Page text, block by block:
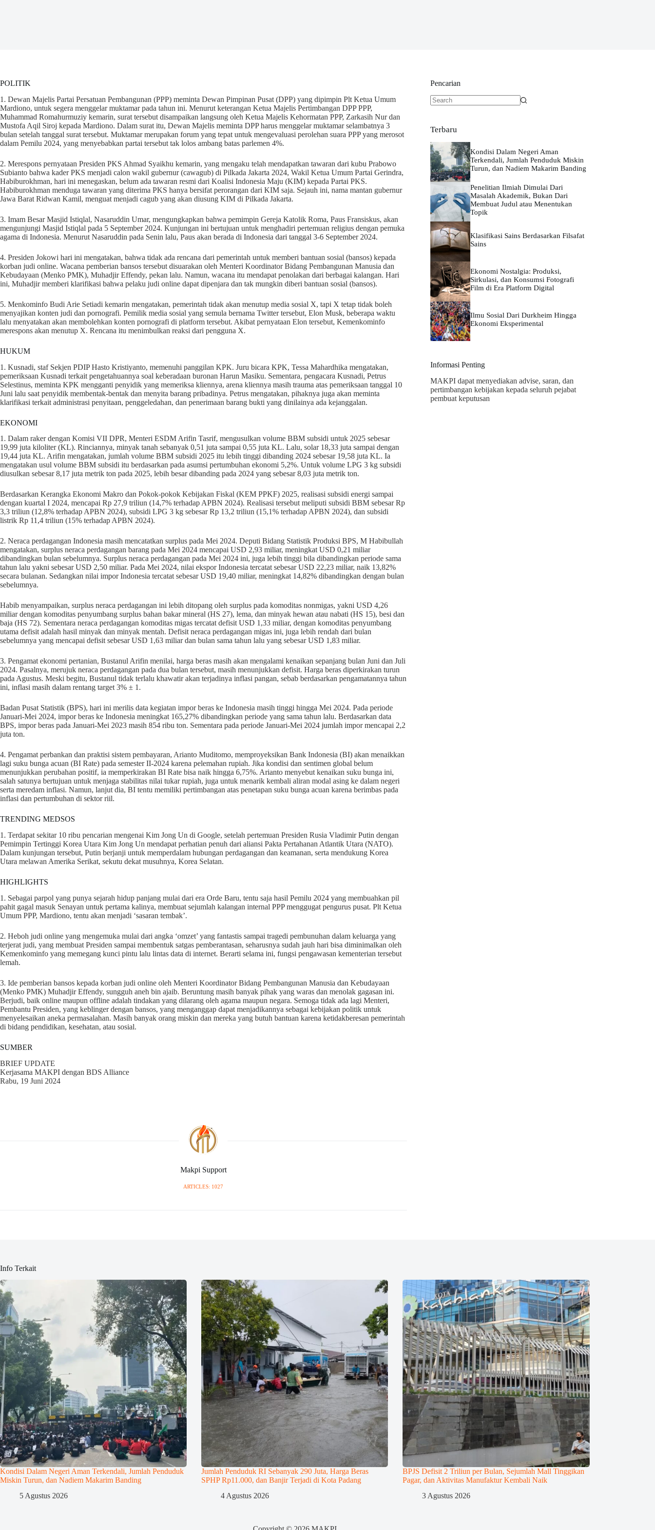
POLITIK
1. Dewan Majelis Partai Persatuan Pembangunan (PPP) meminta Dewan Pimpinan Pusat (DPP) yang dipimpin Plt Ketua Umum
Mardiono, untuk segera menggelar muktamar pada tahun ini. Menurut keterangan Ketua Majelis Pertimbangan DPP PPP,
Muhammad Romahurmuziy kemarin, surat tersebut disampaikan langsung oleh Ketua Majelis Kehormatan PPP, Zarkasih Nur dan
Mustofa Aqil Siroj kepada Mardiono. Dalam surat itu, Dewan Majelis meminta DPP harus menggelar muktamar selambatnya 3
bulan setelah tanggal surat tersebut. Muktamar merupakan forum yang tepat untuk mengevaluasi perolehan suara PPP yang merosot
dalam Pemilu 2024, yang menyebabkan partai tersebut tak lolos ambang batas parlemen 4%.
2. Merespons pernyataan Presiden PKS Ahmad Syaikhu kemarin, yang mengaku telah mendapatkan tawaran dari kubu Prabowo
Subianto bahwa kader PKS menjadi calon wakil gubernur (cawagub) di Pilkada Jakarta 2024, Wakil Ketua Umum Partai Gerindra,
Habiburokhman, hari ini menegaskan, belum ada tawaran resmi dari Koalisi Indonesia Maju (KIM) kepada Partai PKS.
Habiburokhman menduga tawaran yang diterima PKS hanya bersifat perorangan dari KIM saja. Sejauh ini, nama mantan gubernur
Jawa Barat Ridwan Kamil, menguat menjadi cagub yang akan diusung KIM di Pilkada Jakarta.
3. Imam Besar Masjid Istiqlal, Nasaruddin Umar, mengungkapkan bahwa pemimpin Gereja Katolik Roma, Paus Fransiskus, akan
mengunjungi Masjid Istiqlal pada 5 September 2024. Kunjungan ini bertujuan untuk menghadiri pertemuan religius dengan pemuka
agama di Indonesia. Menurut Nasaruddin pada Senin lalu, Paus akan berada di Indonesia dari tanggal 3-6 September 2024.
4. Presiden Jokowi hari ini mengatakan, bahwa tidak ada rencana dari pemerintah untuk memberi bantuan sosial (bansos) kepada
korban judi online. Wacana pemberian bansos tersebut disuarakan oleh Menteri Koordinator Bidang Pembangunan Manusia dan
Kebudayaan (Menko PMK), Muhadjir Effendy, pekan lalu. Namun, wacana itu mendapat penolakan dari berbagai kalangan. Hari
ini, Muhadjir memberi klarifikasi bahwa pelaku judi online dapat dipenjara dan tak mungkin diberi bantuan sosial (bansos).
5. Menkominfo Budi Arie Setiadi kemarin mengatakan, pemerintah tidak akan menutup media sosial X, tapi X tetap tidak boleh
menyajikan konten judi dan pornografi. Pemilik media sosial yang semula bernama Twitter tersebut, Elon Musk, beberapa waktu
lalu menyatakan akan membolehkan konten pornografi di platform tersebut. Akibat pernyataan Elon tersebut, Kemenkominfo
merespons akan menutup X. Rencana itu menimbulkan reaksi dari pengguna X.
HUKUM
1. Kusnadi, staf Sekjen PDIP Hasto Kristiyanto, memenuhi panggilan KPK. Juru bicara KPK, Tessa Mahardhika mengatakan,
pemeriksaan Kusnadi terkait pengetahuannya soal keberadaan buronan Harun Masiku. Sementara, pengacara Kusnadi, Petrus
Selestinus, meminta KPK mengganti penyidik yang memeriksa kliennya, arena kliennya masih trauma atas pemeriksaan tanggal 10
Juni lalu saat penyidik membentak-bentak dan menyita barang pribadinya. Petrus mengatakan, pihaknya juga akan meminta
klarifikasi terkait administrasi penyitaan, penggeledahan, dan penerimaan barang bukti yang dinilainya ada kejanggalan.
EKONOMI
1. Dalam raker dengan Komisi VII DPR, Menteri ESDM Arifin Tasrif, mengusulkan volume BBM subsidi untuk 2025 sebesar
19,99 juta kiloliter (KL). Rinciannya, minyak tanah sebanyak 0,51 juta sampai 0,55 juta KL. Lalu, solar 18,33 juta sampai dengan
19,44 juta KL. Arifin mengatakan, jumlah volume BBM subsidi 2025 itu lebih tinggi dibanding 2024 sebesar 19,58 juta KL. Ia
mengatakan usul volume BBM subsidi itu berdasarkan pada asumsi pertumbuhan ekonomi 5,2%. Untuk volume LPG 3 kg subsidi
diusulkan sebesar 8,17 juta metrik ton pada 2025, lebih besar dibanding pada 2024 yang sebesar 8,03 juta metrik ton.
Berdasarkan Kerangka Ekonomi Makro dan Pokok-pokok Kebijakan Fiskal (KEM PPKF) 2025, realisasi subsidi energi sampai
dengan kuartal I 2024, mencapai Rp 27,9 triliun (14,7% terhadap APBN 2024). Realisasi tersebut meliputi subsidi BBM sebesar Rp
3,3 triliun (12,8% terhadap APBN 2024), subsidi LPG 3 kg sebesar Rp 13,2 triliun (15,1% terhadap APBN 2024), dan subsidi
listrik Rp 11,4 triliun (15% terhadap APBN 2024).
2. Neraca perdagangan Indonesia masih mencatatkan surplus pada Mei 2024. Deputi Bidang Statistik Produksi BPS, M Habibullah
mengatakan, surplus neraca perdagangan barang pada Mei 2024 mencapai USD 2,93 miliar, meningkat USD 0,21 miliar
dibandingkan bulan sebelumnya. Surplus neraca perdagangan pada Mei 2024 ini, juga lebih tinggi bila dibandingkan periode sama
tahun lalu yakni sebesar USD 2,50 miliar. Pada Mei 2024, nilai ekspor Indonesia tercatat sebesar USD 22,23 miliar, naik 13,82%
secara bulanan. Sedangkan nilai impor Indonesia tercatat sebesar USD 19,40 miliar, meningkat 14,82% dibandingkan dengan bulan
sebelumnya.
Habib menyampaikan, surplus neraca perdagangan ini lebih ditopang oleh surplus pada komoditas nonmigas, yakni USD 4,26
miliar dengan komoditas penyumbang surplus bahan bakar mineral (HS 27), lema, dan minyak hewan atau nabati (HS 15), besi dan
baja (HS 72). Sementara neraca perdagangan komoditas migas tercatat defisit USD 1,33 miliar, dengan komoditas penyumbang
utama defisit adalah hasil minyak dan minyak mentah. Defisit neraca perdagangan migas ini, juga lebih rendah dari bulan
sebelumnya yang mencapai defisit sebesar USD 1,63 miliar dan bulan sama tahun lalu yang sebesar USD 1,83 miliar.
3. Pengamat ekonomi pertanian, Bustanul Arifin menilai, harga beras masih akan mengalami kenaikan sepanjang bulan Juni dan Juli
2024. Pasalnya, merujuk neraca perdagangan pada dua bulan tersebut, masih menunjukkan defisit. Harga beras diperkirakan turun
pada Agustus. Meski begitu, Bustanul tidak terlalu khawatir akan terjadinya inflasi pangan, sebab berdasarkan pengamatannya tahun
ini, inflasi masih dalam rentang target 3% ± 1.
Badan Pusat Statistik (BPS), hari ini merilis data kegiatan impor beras ke Indonesia masih tinggi hingga Mei 2024. Pada periode
Januari-Mei 2024, impor beras ke Indonesia meningkat 165,27% dibandingkan periode yang sama tahun lalu. Berdasarkan data
BPS, impor beras pada Januari-Mei 2023 masih 854 ribu ton. Sementara pada periode Januari-Mei 2024 jumlah impor mencapai 2,2
juta ton.
4. Pengamat perbankan dan praktisi sistem pembayaran, Arianto Muditomo, memproyeksikan Bank Indonesia (BI) akan menaikkan
lagi suku bunga acuan (BI Rate) pada semester II-2024 karena pelemahan rupiah. Jika kondisi dan sentimen global belum
menunjukkan perubahan positif, ia memperkirakan BI Rate bisa naik hingga 6,75%. Arianto menyebut kenaikan suku bunga ini,
salah satunya bertujuan untuk menjaga stabilitas nilai tukar rupiah, juga untuk menarik kembali aliran modal asing ke dalam negeri
serta meredam inflasi. Namun, lanjut dia, BI tentu memiliki pertimbangan atas penetapan suku bunga acuan karena berimbas pada
inflasi dan pertumbuhan di sektor riil.
TRENDING MEDSOS
1. Terdapat sekitar 10 ribu pencarian mengenai Kim Jong Un di Google, setelah pertemuan Presiden Rusia Vladimir Putin dengan
Pemimpin Tertinggi Korea Utara Kim Jong Un mendapat perhatian penuh dari aliansi Pakta Pertahanan Atlantik Utara (NATO).
Dalam kunjungan tersebut, Putin berjanji untuk memperdalam hubungan perdagangan dan keamanan, serta mendukung Korea
Utara melawan Amerika Serikat, sekutu dekat musuhnya, Korea Selatan.
HIGHLIGHTS
1. Sebagai parpol yang punya sejarah hidup panjang mulai dari era Orde Baru, tentu saja hasil Pemilu 2024 yang membuahkan pil
pahit gagal masuk Senayan untuk pertama kalinya, membuat sejumlah kalangan internal PPP menggugat pengurus pusat. Plt Ketua
Umum PPP, Mardiono, tentu akan menjadi ‘sasaran tembak’.
2. Heboh judi online yang mengemuka mulai dari angka ‘omzet’ yang fantastis sampai tragedi pembunuhan dalam keluarga yang
terjerat judi, yang membuat Presiden sampai membentuk satgas pemberantasan, seharusnya sudah jauh hari bisa diminimalkan oleh
Kemenkominfo yang memegang kunci pintu lalu lintas data di internet. Berarti selama ini, fungsi pengawasan kementerian tersebut
lemah.
3. Ide pemberian bansos kepada korban judi online oleh Menteri Koordinator Bidang Pembangunan Manusia dan Kebudayaan
(Menko PMK) Muhadjir Effendy, sungguh aneh bin ajaib. Beruntung masih banyak pihak yang waras dan menolak gagasan ini.
Berjudi, baik online maupun offline adalah tindakan yang dilarang oleh agama maupun negara. Semoga tidak ada lagi Menteri,
Pembantu Presiden, yang keblinger dengan bansos, yang menganggap dapat menjadikannya sebagai kebijakan politik untuk
menyelesaikan aneka permasalahan. Masih banyak orang miskin dan mereka yang butuh bantuan karena ketidakberesan pemerintah
di bidang pendidikan, kesehatan, atau sosial.
SUMBER
BRIEF UPDATE
Kerjasama MAKPI dengan BDS Alliance
Rabu, 19 Juni 2024
Makpi Support
ARTICLES: 1027
Pencarian
Terbaru
Kondisi Dalam Negeri Aman
Terkendali, Jumlah Penduduk Miskin
Turun, dan Nadiem Makarim Banding
Penelitian Ilmiah Dimulai Dari
Masalah Akademik, Bukan Dari
Membuat Judul atau Menentukan
Topik
Klasifikasi Sains Berdasarkan Filsafat
Sains
Ekonomi Nostalgia: Produksi,
Sirkulasi, dan Konsumsi Fotografi
Film di Era Platform Digital
Ilmu Sosial Dari Durkheim Hingga
Ekonomi Eksperimental
Informasi Penting
MAKPI dapat menyediakan advise, saran, dan
pertimbangan kebijakan kepada seluruh pejabat
pembuat keputusan
Info Terkait
Kondisi Dalam Negeri Aman Terkendali, Jumlah Penduduk
Miskin Turun, dan Nadiem Makarim Banding
5 Agustus 2026
Jumlah Penduduk RI Sebanyak 290 Juta, Harga Beras
SPHP Rp11.000, dan Banjir Terjadi di Kota Padang
4 Agustus 2026
BPJS Defisit 2 Triliun per Bulan, Sejumlah Mall Tinggikan
Pagar, dan Aktivitas Manufaktur Kembali Naik
3 Agustus 2026